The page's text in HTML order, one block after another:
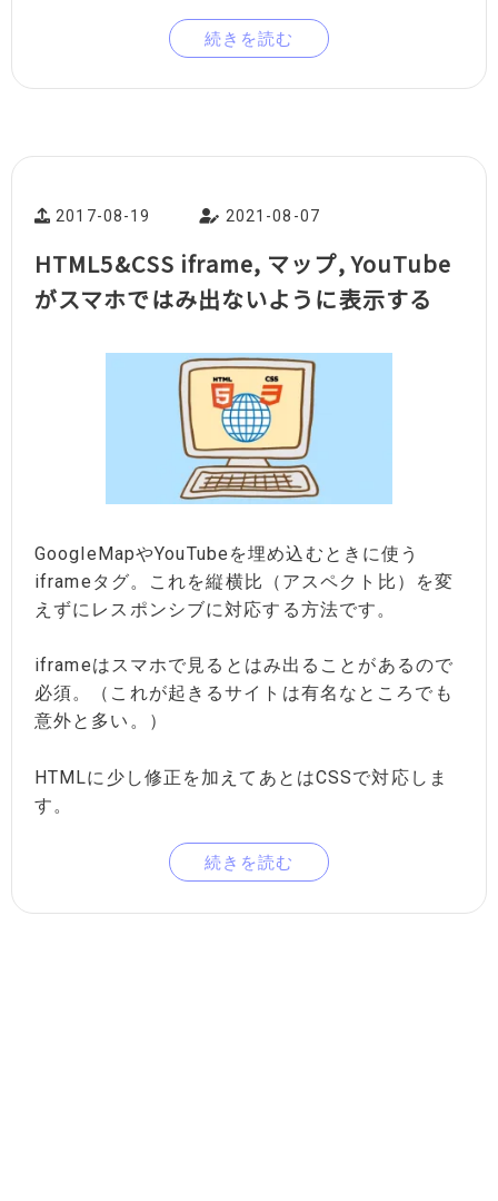
続きを読む
2017-08-19 2021-08-07
HTML5&CSS iframe, マップ, YouTube
がスマホではみ出ないように表示する
GoogleMapやYouTubeを埋め込むときに使う
iframeタグ。これを縦横比（アスペクト比）を変
えずにレスポンシブに対応する方法です。
iframeはスマホで見るとはみ出ることがあるので
必須。（これが起きるサイトは有名なところでも
意外と多い。）
HTMLに少し修正を加えてあとはCSSで対応しま
す。
続きを読む